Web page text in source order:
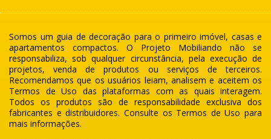
Somos um guia de decoração para o primeiro imóvel, casas e
apartamentos compactos. O Projeto Mobiliando não se
responsabiliza, sob qualquer circunstância, pela execução de
projetos, venda de produtos ou serviços de terceiros.
Recomendamos que os usuários leiam, analisem e aceitem os
Termos de Uso das plataformas com as quais interagem.
Todos os produtos são de responsabilidade exclusiva dos
fabricantes e distribuidores. Consulte os Termos de Uso para
mais informações.